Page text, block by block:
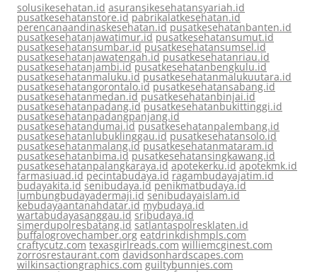
solusikesehatan.id asuransikesehatansyariah.id
pusatkesehatanstore.id pabrikalatkesehatan.id
perencanaandinaskesehatan.id pusatkesehatanbanten.id
pusatkesehatanjawatimur.id pusatkesehatansumut.id
pusatkesehatansumbar.id pusatkesehatansumsel.id
pusatkesehatanjawatengah.id pusatkesehatanriau.id
pusatkesehatanjambi.id pusatkesehatanbengkulu.id
pusatkesehatanmaluku.id pusatkesehatanmalukuutara.id
pusatkesehatangorontalo.id pusatkesehatansabang.id
pusatkesehatanmedan.id pusatkesehatanbinjai.id
pusatkesehatanpadang.id pusatkesehatanbukittinggi.id
pusatkesehatanpadangpanjang.id
pusatkesehatandumai.id pusatkesehatanpalembang.id
pusatkesehatanlubuklinggau.id pusatkesehatansolo.id
pusatkesehatanmalang.id pusatkesehatanmataram.id
pusatkesehatanbima.id pusatkesehatansingkawang.id
pusatkesehatanpalangkaraya.id apotekerku.id apotekmk.id
farmasiuad.id pecintabudaya.id ragambudayajatim.id
budayakita.id senibudaya.id penikmatbudaya.id
lumbungbudayadermaji.id senibudayaislam.id
kebudayaantanahdatar.id mybudaya.id
wartabudayasanggau.id sribudaya.id
simerdupolresbatang.id satlantaspolresklaten.id
buffalogrovechamber.org eatdrinkdishmpls.com
craftycutz.com texasgirlreads.com williemcginest.com
zorrosrestaurant.com davidsonhardscapes.com
wilkinsactiongraphics.com guiltybunnies.com